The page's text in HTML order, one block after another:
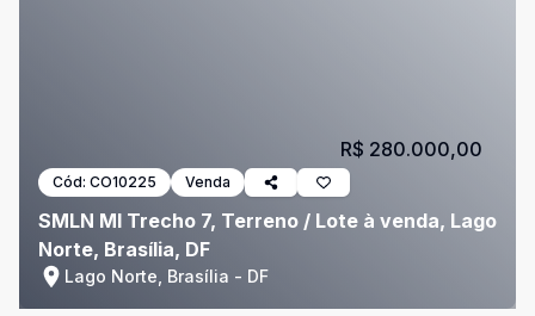
Cód: CO10225 Venda
SMLN MI Trecho 7, Terreno / Lote à venda, Lago
Norte, Brasília, DF
Lago Norte, Brasília - DF
R$ 280.000,00